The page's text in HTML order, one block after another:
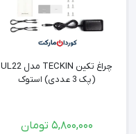
چراغ تکین TECKIN مدل UL22
(پک 3 عددی) استوک
5,800,000 تومان